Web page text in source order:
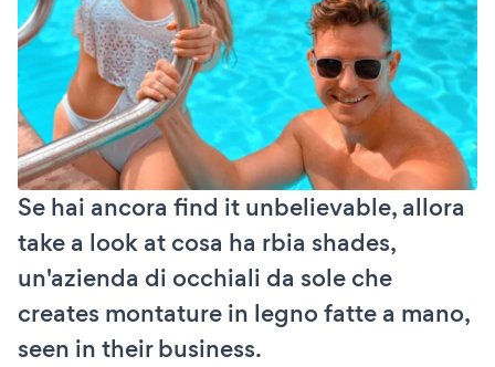
Se hai ancora find it unbelievable, allora
take a look at cosa ha rbia shades,
un'azienda di occhiali da sole che
creates montature in legno fatte a mano,
seen in their business.